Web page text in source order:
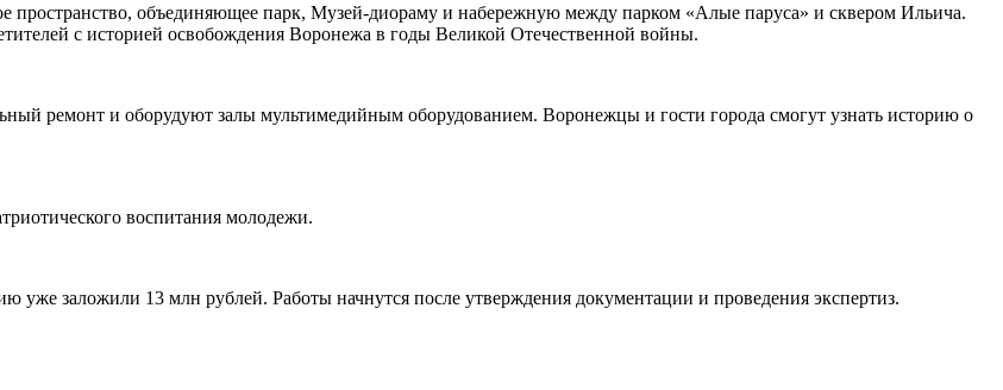
пространство, объединяющее парк, Музей-диораму и набережную между парком «Алые паруса» и сквером Ильича.
с историей освобождения Воронежа в годы Великой Отечественной войны.
ремонт и оборудуют залы мультимедийным оборудованием. Воронежцы и гости города смогут узнать историю о
воспитания молодежи.
уже заложили 13 млн рублей. Работы начнутся после утверждения документации и проведения экспертиз.